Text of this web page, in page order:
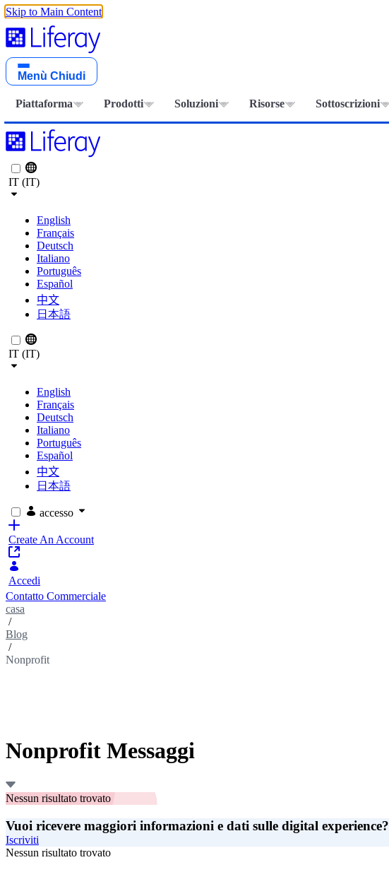
Skip to Main Content
Menù Chiudi
Piattaforma Prodotti Soluzioni Risorse Sottoscrizioni
IT (IT)
English
Français
Deutsch
Italiano
Português
Español
中文
日本語
IT (IT)
English
Français
Deutsch
Italiano
Português
Español
中文
日本語
accesso
Create An Account
Accedi
Contatto Commerciale
casa
/
Blog
/
Nonprofit
Nonprofit Messaggi
Nessun risultato trovato
Vuoi ricevere maggiori informazioni e dati sulle digital experience?
Iscriviti
Nessun risultato trovato